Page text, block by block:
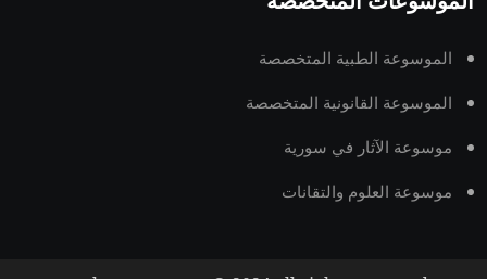
الموسوعة الطبية المتخصصة
الموسوعة القانونية المتخصصة
موسوعة الآثار في سورية
موسوعة العلوم والتقانات